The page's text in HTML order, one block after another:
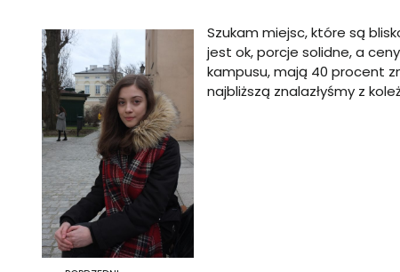
Szukam miejsc, które są
jest ok, porcje solidne, a
kampusu, mają 40 procent
najbliższą znalazłyśmy z